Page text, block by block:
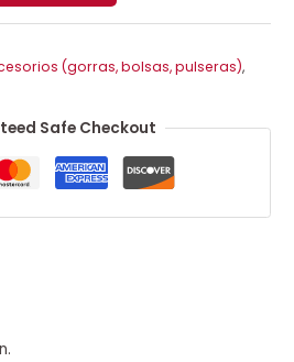
(gorras, bolsas, pulseras),
Safe Checkout